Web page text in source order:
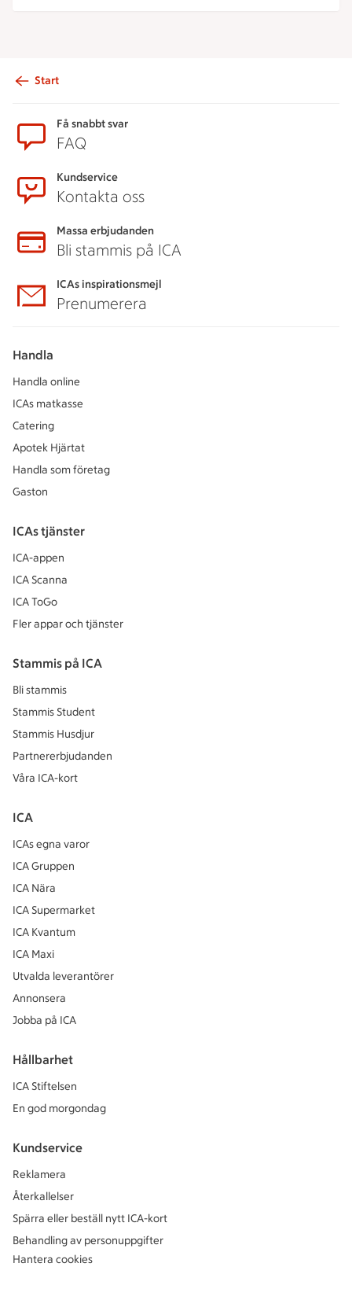
Start
Få snabbt svar
FAQ
Kundservice
Kontakta oss
Massa erbjudanden
Bli stammis på ICA
ICAs inspirationsmejl
Prenumerera
Handla
Handla online
ICAs matkasse
Catering
Apotek Hjärtat
Handla som företag
Gaston
ICAs tjänster
ICA-appen
ICA Scanna
ICA ToGo
Fler appar och tjänster
Stammis på ICA
Bli stammis
Stammis Student
Stammis Husdjur
Partnererbjudanden
Våra ICA-kort
ICA
ICAs egna varor
ICA Gruppen
ICA Nära
ICA Supermarket
ICA Kvantum
ICA Maxi
Utvalda leverantörer
Annonsera
Jobba på ICA
Hållbarhet
ICA Stiftelsen
En god morgondag
Kundservice
Reklamera
Återkallelser
Spärra eller beställ nytt ICA-kort
Behandling av personuppgifter
Hantera cookies